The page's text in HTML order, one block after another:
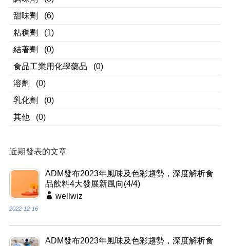
甜味劑
(6)
粘稠劑
(1)
結著劑
(0)
食品工業用化學藥品
(0)
溶劑
(0)
乳化劑
(0)
其他
(0)
近期發表的文章
ADM發布2023年風味及色彩趨勢，深度解析食
品飲料4大發展新風向(4/4)
wellwiz
2022-12-16
ADM發布2023年風味及色彩趨勢，深度解析食